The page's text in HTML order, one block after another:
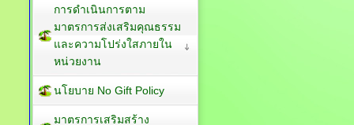
การดำเนินการตาม
มาตรการส่งเสริมคุณธรรม
และความโปร่งใสภายใน
หน่วยงาน
นโยบาย No Gift Policy
มาตรการเสริมสร้าง